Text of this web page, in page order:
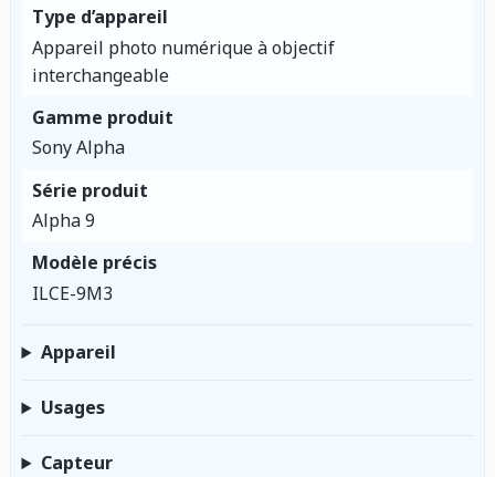
Type d’appareil
Appareil photo numérique à objectif
interchangeable
Gamme produit
Sony Alpha
Série produit
Alpha 9
Modèle précis
ILCE-9M3
Appareil
Usages
Capteur